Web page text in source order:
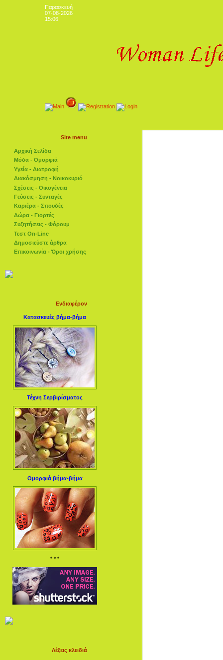
Παρασκευή
07-08-2026
15:06
Site menu
Αρχική Σελίδα
Μόδα - Ομορφιά
Υγεία - Διατροφή
Διακόσμηση - Νοικοκυριό
Σχέσεις - Οικογένεια
Γεύσεις - Συνταγές
Καριέρα - Σπουδές
Δώρα - Γιορτές
Συζητήσεις - Φόρουμ
Τεστ On-Line
Δημοσιεύστε άρθρα
Επικοινωνία - Όροι χρήσης
Ενδιαφέρον
Κατασκευές βήμα-βήμα
Τέχνη Σερβιρίσματος
Ομορφιά βήμα-βήμα
* * *
Λέξεις κλειδιά